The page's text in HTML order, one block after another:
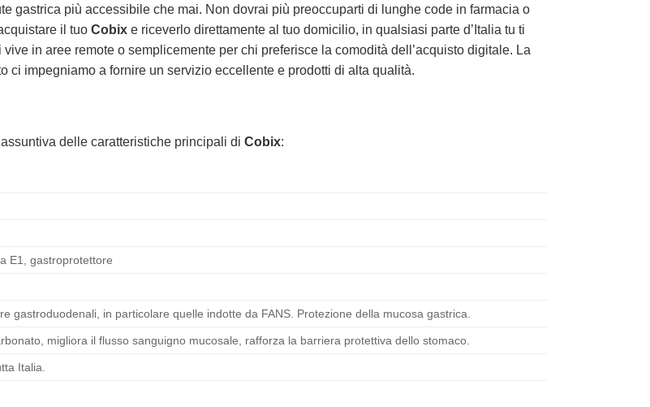
gastrica più accessibile che mai. Non dovrai più preoccuparti di lunghe code in farmacia o
il tuo Cobix e riceverlo direttamente al tuo domicilio, in qualsiasi parte d’Italia tu ti
in aree remote o semplicemente per chi preferisce la comodità dell’acquisto digitale. La
ci impegniamo a fornire un servizio eccellente e prodotti di alta qualità.
delle caratteristiche principali di Cobix:
E1, gastroprotettore
gastroduodenali, in particolare quelle indotte da FANS. Protezione della mucosa gastrica.
migliora il flusso sanguigno mucosale, rafforza la barriera protettiva dello stomaco.
Italia.